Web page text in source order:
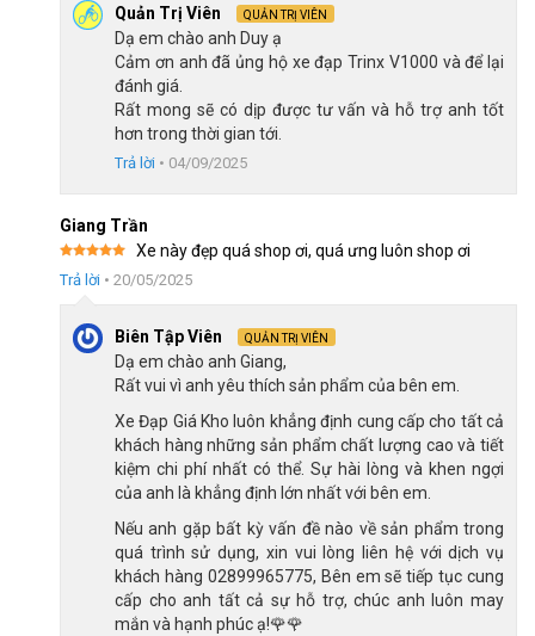
Phanh đĩa dầu Shimano an toàn
Xe đạp địa hình MTB TrinX V1000 Pro có hệ thống phanh đĩa
dầu đến từ thương hiệu Shimano, thương hiệu nổi tiếng của
Nhật Bản về phụ tùng xe đạp. Điểm nổi bật của phanh đĩa dầu
Shimano MT200 là độ bền cao, chịu được ngay cả trong điều
kiện khắc nghiệt, cung cấp lực phanh mạnh mẽ trong mọi địa
hình khác nhau như đường dốc, gồ ghề,…. Những ưu điểm này
sẽ giúp người sử dụng kiểm soát tốc độ dừng xe chính xác và
Quản Trị Viên QUẢN TRỊ VIÊN
Dạ em chào anh Duy ạ
Cảm ơn anh đã ủng hộ xe đạp Trinx V1000 và để lại
đánh giá.
Rất mong sẽ có dịp được tư vấn và hỗ trợ anh tốt
hơn trong thời gian tới.
Trả lời • 04/09/2025
Giang Trần
Được xếp
hạng5 5
Xe này đẹp quá shop ơi, quá ưng luôn shop ơi
Trả lời • 20/05/2025
Biên Tập Viên QUẢN TRỊ VIÊN
Dạ em chào anh Giang,
Rất vui vì anh yêu thích sản phẩm của bên em.
Xe Đạp Giá Kho luôn khẳng định cung cấp cho tất cả
khách hàng những sản phẩm chất lượng cao và tiết
kiệm chi phí nhất có thể. Sự hài lòng và khen ngợi
của anh là khẳng định lớn nhất với bên em.
Nếu anh gặp bất kỳ vấn đề nào về sản phẩm trong
quá trình sử dụng, xin vui lòng liên hệ với dịch vụ
khách hàng 02899965775, Bên em sẽ tiếp tục cung
cấp cho anh tất cả sự hỗ trợ, chúc anh luôn may
mắn và hạnh phúc ạ!🌹🌹